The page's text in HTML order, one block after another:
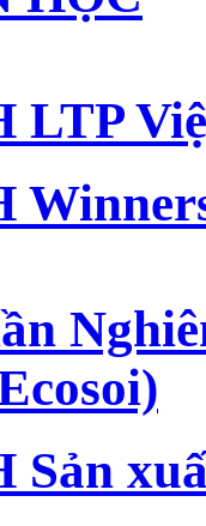
LTP
Sản